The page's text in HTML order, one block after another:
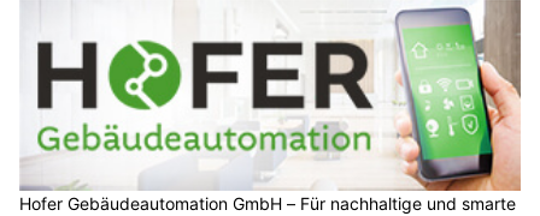
Hofer Gebäudeautomation GmbH – Für nachhaltige und smarte